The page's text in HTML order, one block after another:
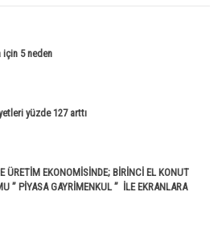
için 5 neden
yüzde 127 arttı
ÜRETİM EKONOMİSİNDE; BİRİNCİ EL KONUT
” PİYASA GAYRİMENKUL ” İLE EKRANLARA